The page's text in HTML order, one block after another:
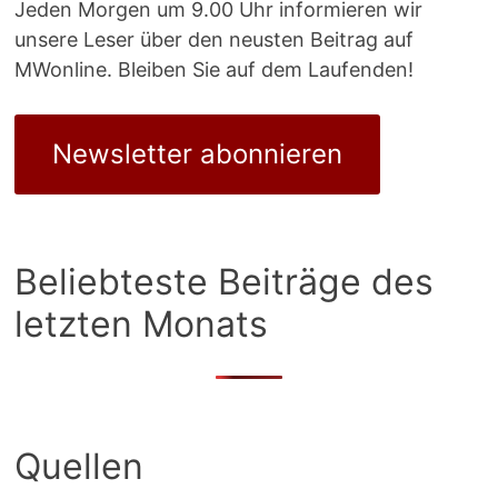
Jeden Morgen um 9.00 Uhr informieren wir
unsere Leser über den neusten Beitrag auf
MWonline. Bleiben Sie auf dem Laufenden!
Newsletter abonnieren
Beliebteste Beiträge des
letzten Monats
Quellen